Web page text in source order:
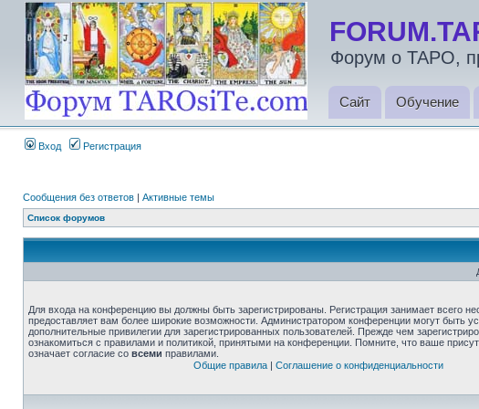
Форум о ТАРО,
Сайт Обучение
Вход Регистрация
Сообщения без ответов | Активные темы
Список форумов
Для входа на конференцию вы должны быть зарегистрированы. Регистрация занимает всего
предоставляет вам более широкие возможности. Администратором конференции могут быть
дополнительные привилегии для зарегистрированных пользователей. Прежде чем
ознакомиться с правилами и политикой, принятыми на конференции. Помните, что ваше
означает согласие со всеми правилами.
Общие правила| Соглашение о конфиденциальности